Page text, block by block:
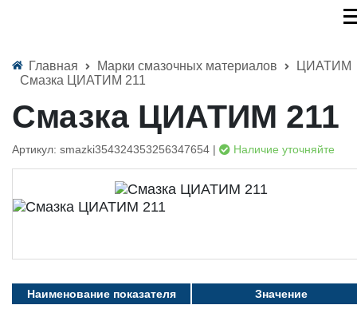
Главная Марки смазочных материалов
ЦИАТИМ
Смазка ЦИАТИМ 211
Смазка ЦИАТИМ 211
Артикул: smazki354324353256347654 | Наличие уточняйте
Наименование показателя Значение